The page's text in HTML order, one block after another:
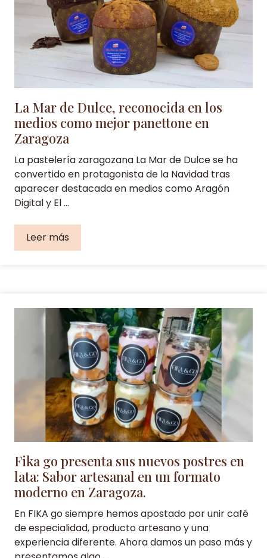
La Mar de Dulce, reconocida en los
medios como mejor panettone en
Zaragoza
La pastelería zaragozana La Mar de Dulce se ha
convertido en protagonista de la Navidad tras
aparecer destacada en medios como Aragón
Digital y El …
Leer más
Fika go presenta sus nuevos postres en
lata: Sabor artesanal en un formato
moderno en Zaragoza.
En FIKA go siempre hemos apostado por unir café
de especialidad, producto artesano y una
experiencia diferente. Ahora damos un paso más y